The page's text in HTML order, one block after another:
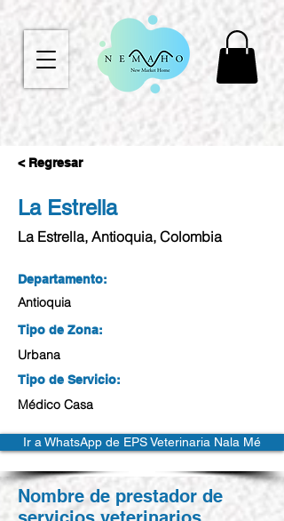
< Regresar
La Estrella
La Estrella, Antioquia, Colombia
Departamento:
Antioquia
Tipo de Zona:
Urbana
Tipo de Servicio:
Médico Casa
Ir a WhatsApp de EPS Veterinaria Nala Mé
Nombre de prestador de